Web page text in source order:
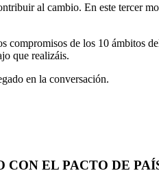
al cambio. En este tercer
compromisos de los 10 ámbitos
que realizáis.
en la conversación.
CON EL PACTO DE